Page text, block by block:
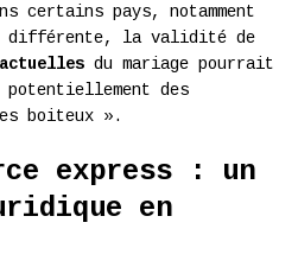
certains pays, notamment
différente, la validité de
du mariage pourrait
des
boiteux ».
express : un
en